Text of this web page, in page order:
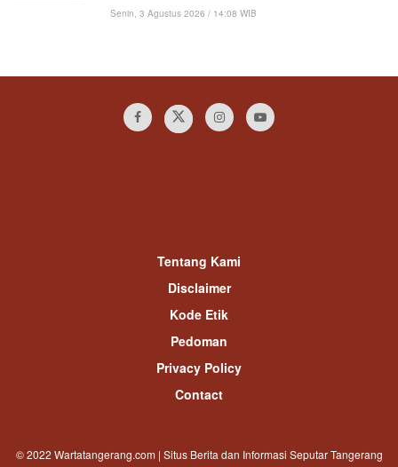
Senin, 3 Agustus 2026 / 14:08 WIB
Tentang Kami
Disclaimer
Kode Etik
Pedoman
Privacy Policy
Contact
© 2022 Wartatangerang.com | Situs Berita dan Informasi Seputar Tangerang